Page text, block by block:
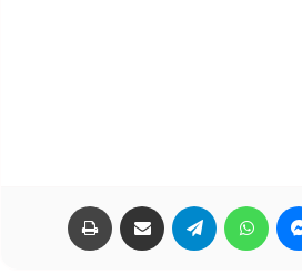
ماسنجر واتساب تيلقرام مشاركة عبر البريد